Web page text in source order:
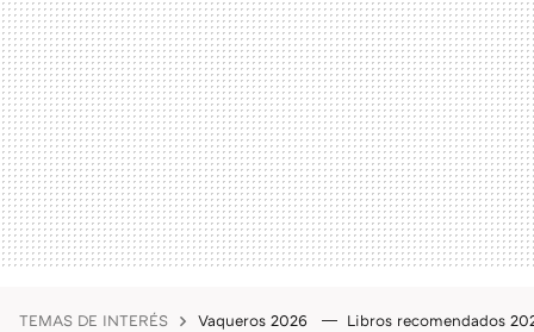
TEMAS DE INTERÉS Vaqueros 2026 Libros recomendados